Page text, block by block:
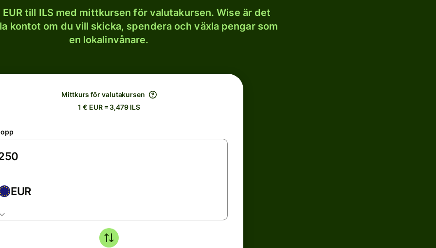
till ILS med mittkursen för valutakursen. Wise är det
kontot om du vill skicka, spendera och växla pengar som
en lokalinvånare.
Mittkurs för valutakursen
1 € EUR = 3,479 ILS
EUR